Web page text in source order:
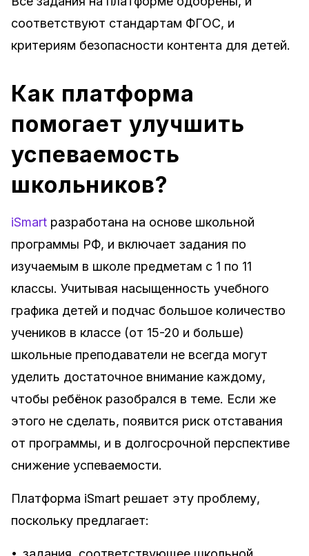
соответствуют стандартам ФГОС, и
критериям безопасности контента для детей.
Как платформа
помогает улучшить
успеваемость
школьников?
iSmartразработана на основе школьной
программы РФ, и включает задания по
изучаемым в школе предметам с 1 по 11
классы. Учитывая насыщенность учебного
графика детей и подчас большое количество
учеников в классе (от 15-20 и больше)
школьные преподаватели не всегда могут
уделить достаточное внимание каждому,
чтобы ребёнок разобрался в теме. Если же
этого не сделать, появится риск отставания
от программы, и в долгосрочной перспективе
снижение успеваемости.
Платформа iSmart решает эту проблему,
поскольку предлагает:
•